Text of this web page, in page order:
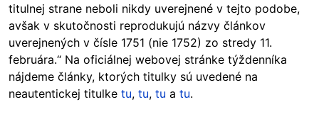
titulnej strane neboli nikdy uverejnené v tejto podobe,
avšak v skutočnosti reprodukujú názvy článkov
uverejnených v čísle 1751 (nie 1752) zo stredy 11.
februára.“ Na oficiálnej webovej stránke týždenníka
nájdeme články, ktorých titulky sú uvedené na
neautentickej titulke tu, tu, tu a tu.